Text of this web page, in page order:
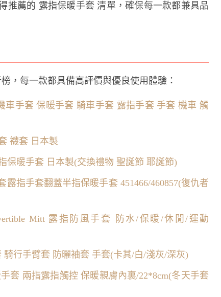
推薦的 露指保暖手套 清單，確保每一款都兼具品
，每一款都具備高評價與優良使用體驗：
車手套 保暖手套 騎車手套 露指手套 手套 機車 觸
襪套 日本製
保暖手套 日本製(交換禮物 聖誕節 耶誕節)
露指手套翻蓋半指保暖手套 451466/460857(復仇者
Mitt 露指防風手套 防水/保暖/休閒/運動
騎行手臂套 防曬袖套 手套(卡其/白/淺灰/深灰)
套 兩指露指觸控 保暖親膚內裏/22*8cm(冬天手套